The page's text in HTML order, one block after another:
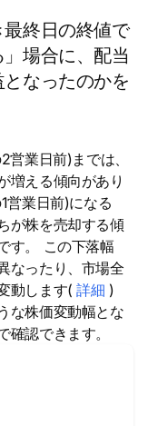
終日の終値で
場合に、配当
なったのかを
業日前)までは、
増える傾向があり
営業日前)になる
が株を売却する傾
す。 この下落幅
なったり、市場全
動します(詳細 )
な株価変動幅とな
認できます。